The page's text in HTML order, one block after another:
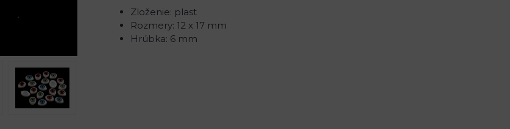
Zloženie: plast
Rozmery: 12 x 17 mm
Hrúbka: 6 mm